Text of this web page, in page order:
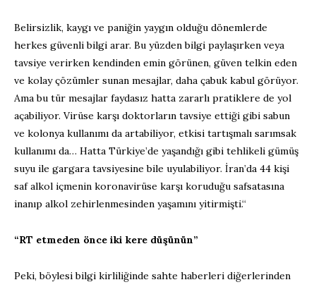
Belirsizlik, kaygı ve paniğin yaygın olduğu dönemlerde
herkes güvenli bilgi arar. Bu yüzden bilgi paylaşırken veya
tavsiye verirken kendinden emin görünen, güven telkin eden
ve kolay çözümler sunan mesajlar, daha çabuk kabul görüyor.
Ama bu tür mesajlar faydasız hatta zararlı pratiklere de yol
açabiliyor. Virüse karşı doktorların tavsiye ettiği gibi sabun
ve kolonya kullanımı da artabiliyor, etkisi tartışmalı sarımsak
kullanımı da… Hatta Türkiye’de yaşandığı gibi tehlikeli gümüş
suyu ile gargara tavsiyesine bile uyulabiliyor. İran’da 44 kişi
saf alkol içmenin koronavirüse karşı koruduğu safsatasına
inanıp alkol zehirlenmesinden yaşamını yitirmişti.“
“RT etmeden önce iki kere düşünün”
Peki, böylesi bilgi kirliliğinde sahte haberleri diğerlerinden